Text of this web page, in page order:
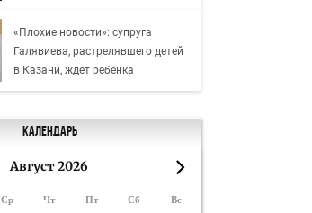
«Плохие новости»: супруга
Галявиева, растрелявшего детей
в Казани, ждет ребенка
Календарь
Август 2026
Ср Чт Пт Сб Вс